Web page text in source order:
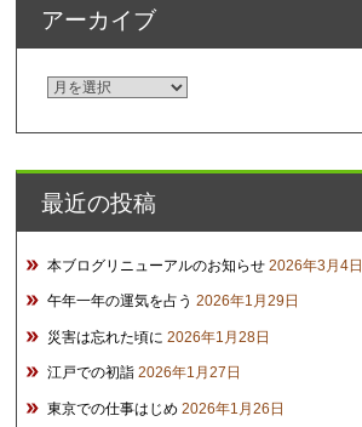
アーカイブ
ア
イ
ブ
最近の投稿
本ブログリニューアルのお知らせ 2026年3月4日
午年一年の運気を占う 2026年1月29日
災害は忘れた頃に 2026年1月28日
江戸での初詣 2026年1月27日
東京での仕事はじめ 2026年1月26日